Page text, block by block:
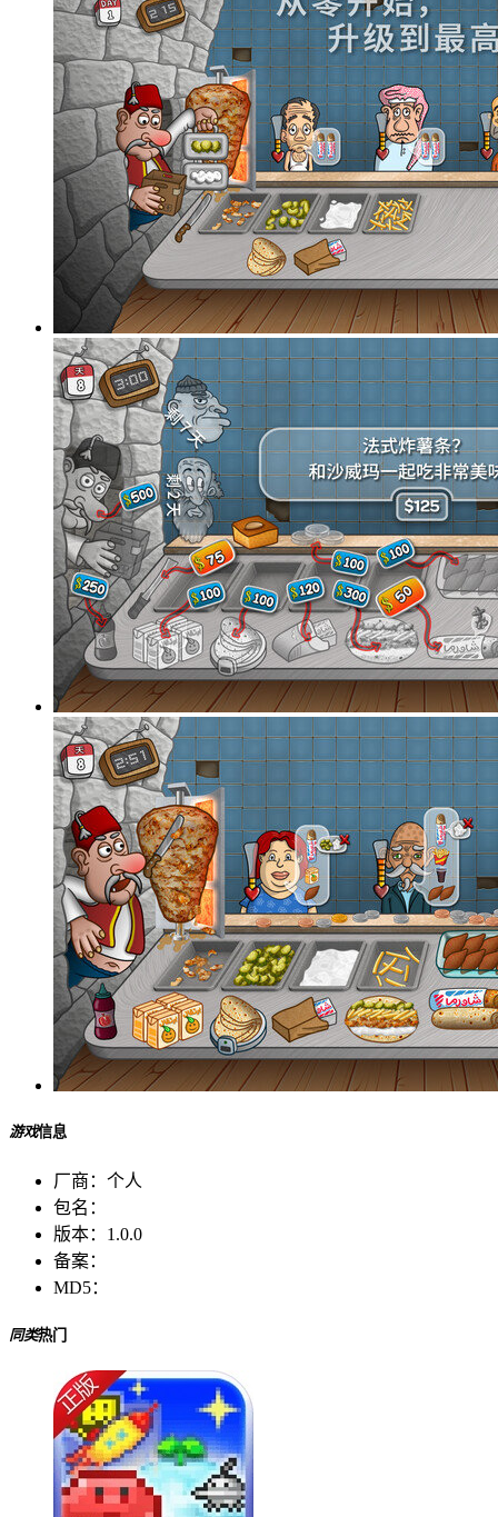
游戏信息
厂商： 个人
包名：
版本： 1.0.0
备案：
MD5：
同类热门